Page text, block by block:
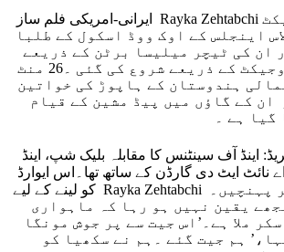
ایرانی-امریکی فلم ساز Rayka Zehtabchi کے ذریعے ڈائریکٹ
اینجلس کے اوک ووڈ اسکول کے طلبا
ان کی ٹیچر میلیسا برٹن کے ذریعے
قائم دی پیڈ پروجیکٹ کے ذریعے شروع کی گئی ۔26 منٹ
ہندوستان کے ہاپوڑ کی خواتین
ان کے گاؤں میں پیڈ مشین کے قیام
ہے ۔
اینڈ آف سینٹنس کا مقابلہ بلیک شپ، اینڈ
نائٹ ایٹ دی گارڈن کے ساتھ تھا۔اس ایوارڈ
کو لینے کے لیے Rayka Zehtabchi اور برٹن منچ پر پہنچیں۔
یقین نہیں ہو رہا کہ ماہواری
ملا ہے۔’اس جیت سے پر جوش مونگا
ہم جیت گئے ۔ہم نے سکھیا کو